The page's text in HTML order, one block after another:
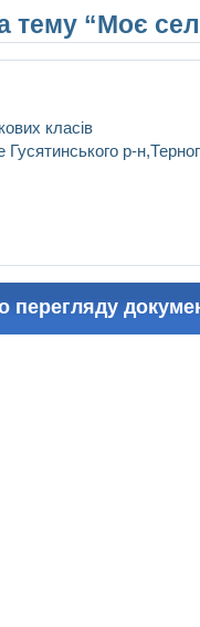
тему “Моє
класів
р-
перегляду